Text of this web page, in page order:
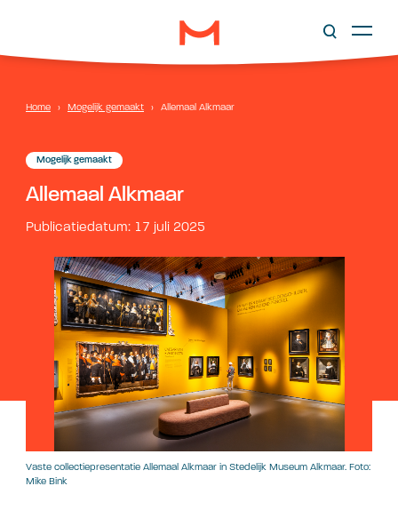
Home › Mogelijk gemaakt › Allemaal Alkmaar
Mogelijk gemaakt
Allemaal Alkmaar
Publicatiedatum: 17 juli 2025
Vaste collectiepresentatie Allemaal Alkmaar in Stedelijk Museum Alkmaar. Foto:
Mike Bink